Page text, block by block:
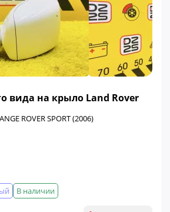
вида на крыло Land Rover
ROVER SPORT (2006)
В наличии